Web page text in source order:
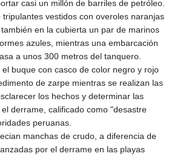
INR 110.076256
IQD 1509.981237
IRR
1590322.371805
ISK 142.598215
JEP 0.8566
JMD 183.057725
JOD 0.819746
JPY 182.445186
KES 149.158147
KGS 101.104505
KHR 4681.941823
casi un millón de barriles de petróleo.
vestidos con overoles naranjas
en la cubierta un par de marinos
azules, mientras una embarcación
a unos 300 metros del tanquero.
buque con casco de color negro y rojo
de zarpe mientras se realizan las
los hechos y determinar las
derrame, calificado como "desastre
peruanas.
manchas de crudo, a diferencia de
por el derrame en las playas